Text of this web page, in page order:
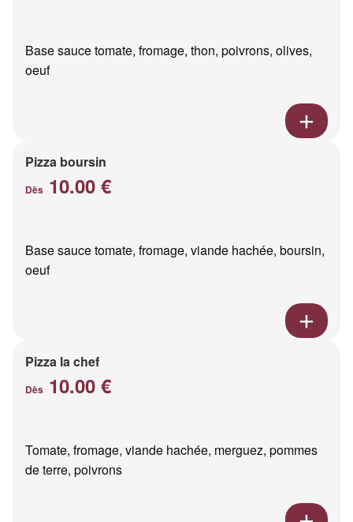
Base sauce tomate, fromage, thon, poivrons, olives,
oeuf
Pizza boursin
Dès 10.00 €
Base sauce tomate, fromage, viande hachée, boursin,
oeuf
Pizza la chef
Dès 10.00 €
Tomate, fromage, viande hachée, merguez, pommes
de terre, poivrons